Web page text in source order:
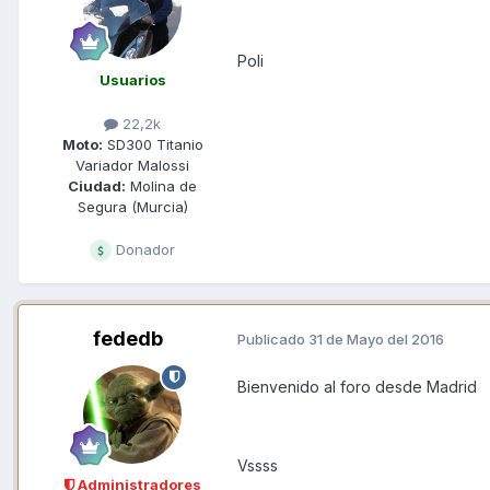
Usuarios
22,2k
Moto: SD300 Titanio
Variador Malossi
Ciudad: Molina de
Segura (Murcia)
Donador
Poli
fededb
Administradores
Publicado 31 de Mayo del 2016
Bienvenido al foro desde Madrid
Vssss